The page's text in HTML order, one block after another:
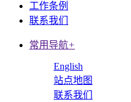
工作条例
联系我们
常用导航+
English
站点地图
联系我们